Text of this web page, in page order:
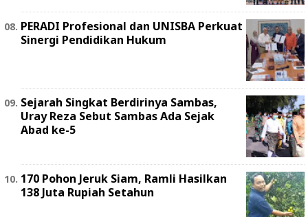
PERADI Profesional dan UNISBA Perkuat
Sinergi Pendidikan Hukum
Sejarah Singkat Berdirinya Sambas,
Uray Reza Sebut Sambas Ada Sejak
Abad ke-5
170 Pohon Jeruk Siam, Ramli Hasilkan
138 Juta Rupiah Setahun